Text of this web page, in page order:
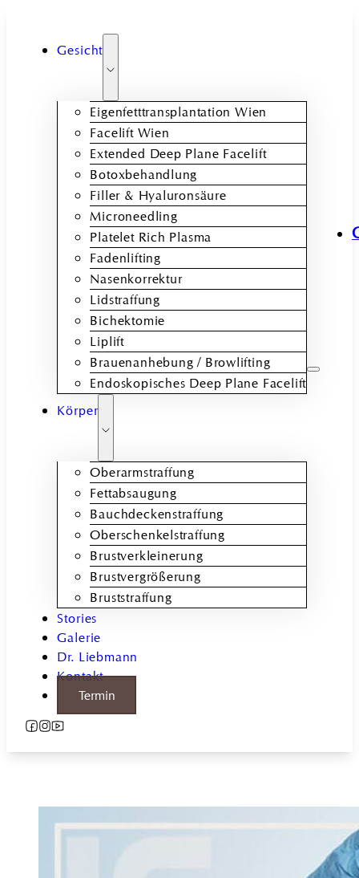
Gesicht
Eigenfetttransplantation Wien
Facelift Wien
Extended Deep Plane Facelift
Botoxbehandlung
Filler & Hyaluronsäure
Microneedling
Platelet Rich Plasma
Fadenlifting
Nasenkorrektur
Lidstraffung
Bichektomie
Liplift
Brauenanhebung / Browlifting
Endoskopisches Deep Plane Facelift
Körper
Oberarmstraffung
Fettabsaugung
Bauchdeckenstraffung
Oberschenkelstraffung
Brustverkleinerung
Brustvergrößerung
Bruststraffung
Stories
Galerie
Dr. Liebmann
Kontakt
Termin
Follow us on Facebook
Follow us on Instagram
Follow us on YouTube